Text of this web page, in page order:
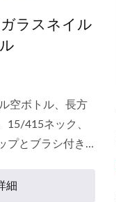
ラスネイル
空ボトル、長方
15/415ネック、
プとブラシ付き
細
スボトル